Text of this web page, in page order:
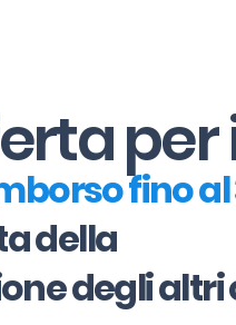
per
fino al
della
degli